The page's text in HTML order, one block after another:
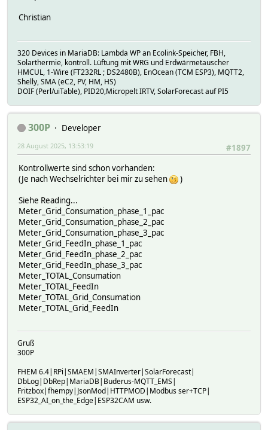
Christian
320 Devices in MariaDB: Lambda WP an Ecolink-Speicher, FBH,
Solarthermie, kontroll. Lüftung mit WRG und Erdwärmetauscher
HMCUL, 1-Wire (FT232RL ; DS2480B), EnOcean (TCM ESP3), MQTT2,
Shelly, SMA (eC2, PV, HM, HS)
DOIF (Perl/uiTable), PID20,Micropelt IRTV, SolarForecast auf PI5
300P
Developer
#1897
28 August 2025, 13:53:19
Kontrollwerte sind schon vorhanden:
(Je nach Wechselrichter bei mir zu sehen
)
Siehe Reading...
Meter_Grid_Consumation_phase_1_pac
Meter_Grid_Consumation_phase_2_pac
Meter_Grid_Consumation_phase_3_pac
Meter_Grid_FeedIn_phase_1_pac
Meter_Grid_FeedIn_phase_2_pac
Meter_Grid_FeedIn_phase_3_pac
Meter_TOTAL_Consumation
Meter_TOTAL_FeedIn
Meter_TOTAL_Grid_Consumation
Meter_TOTAL_Grid_FeedIn
Gruß
300P
FHEM 6.4|RPi|SMAEM|SMAInverter|SolarForecast|
DbLog|DbRep|MariaDB|Buderus-MQTT_EMS|
Fritzbox|fhempy|JsonMod|HTTPMOD|Modbus ser+TCP|
ESP32_AI_on_the_Edge|ESP32CAM usw.